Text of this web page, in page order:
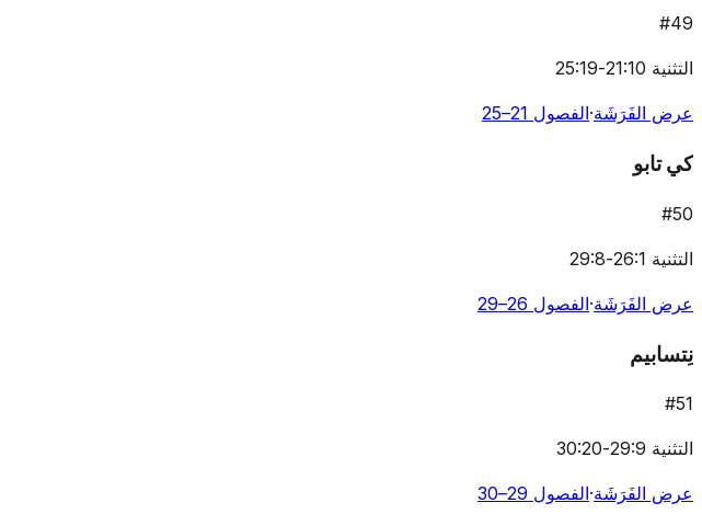
#49
التثنية 21:10-25:19
عرض الفَرَشَة·الفصول 21–25
كي تابو
#50
التثنية 26:1-29:8
عرض الفَرَشَة·الفصول 26–29
نِتسابيم
#51
التثنية 29:9-30:20
عرض الفَرَشَة·الفصول 29–30